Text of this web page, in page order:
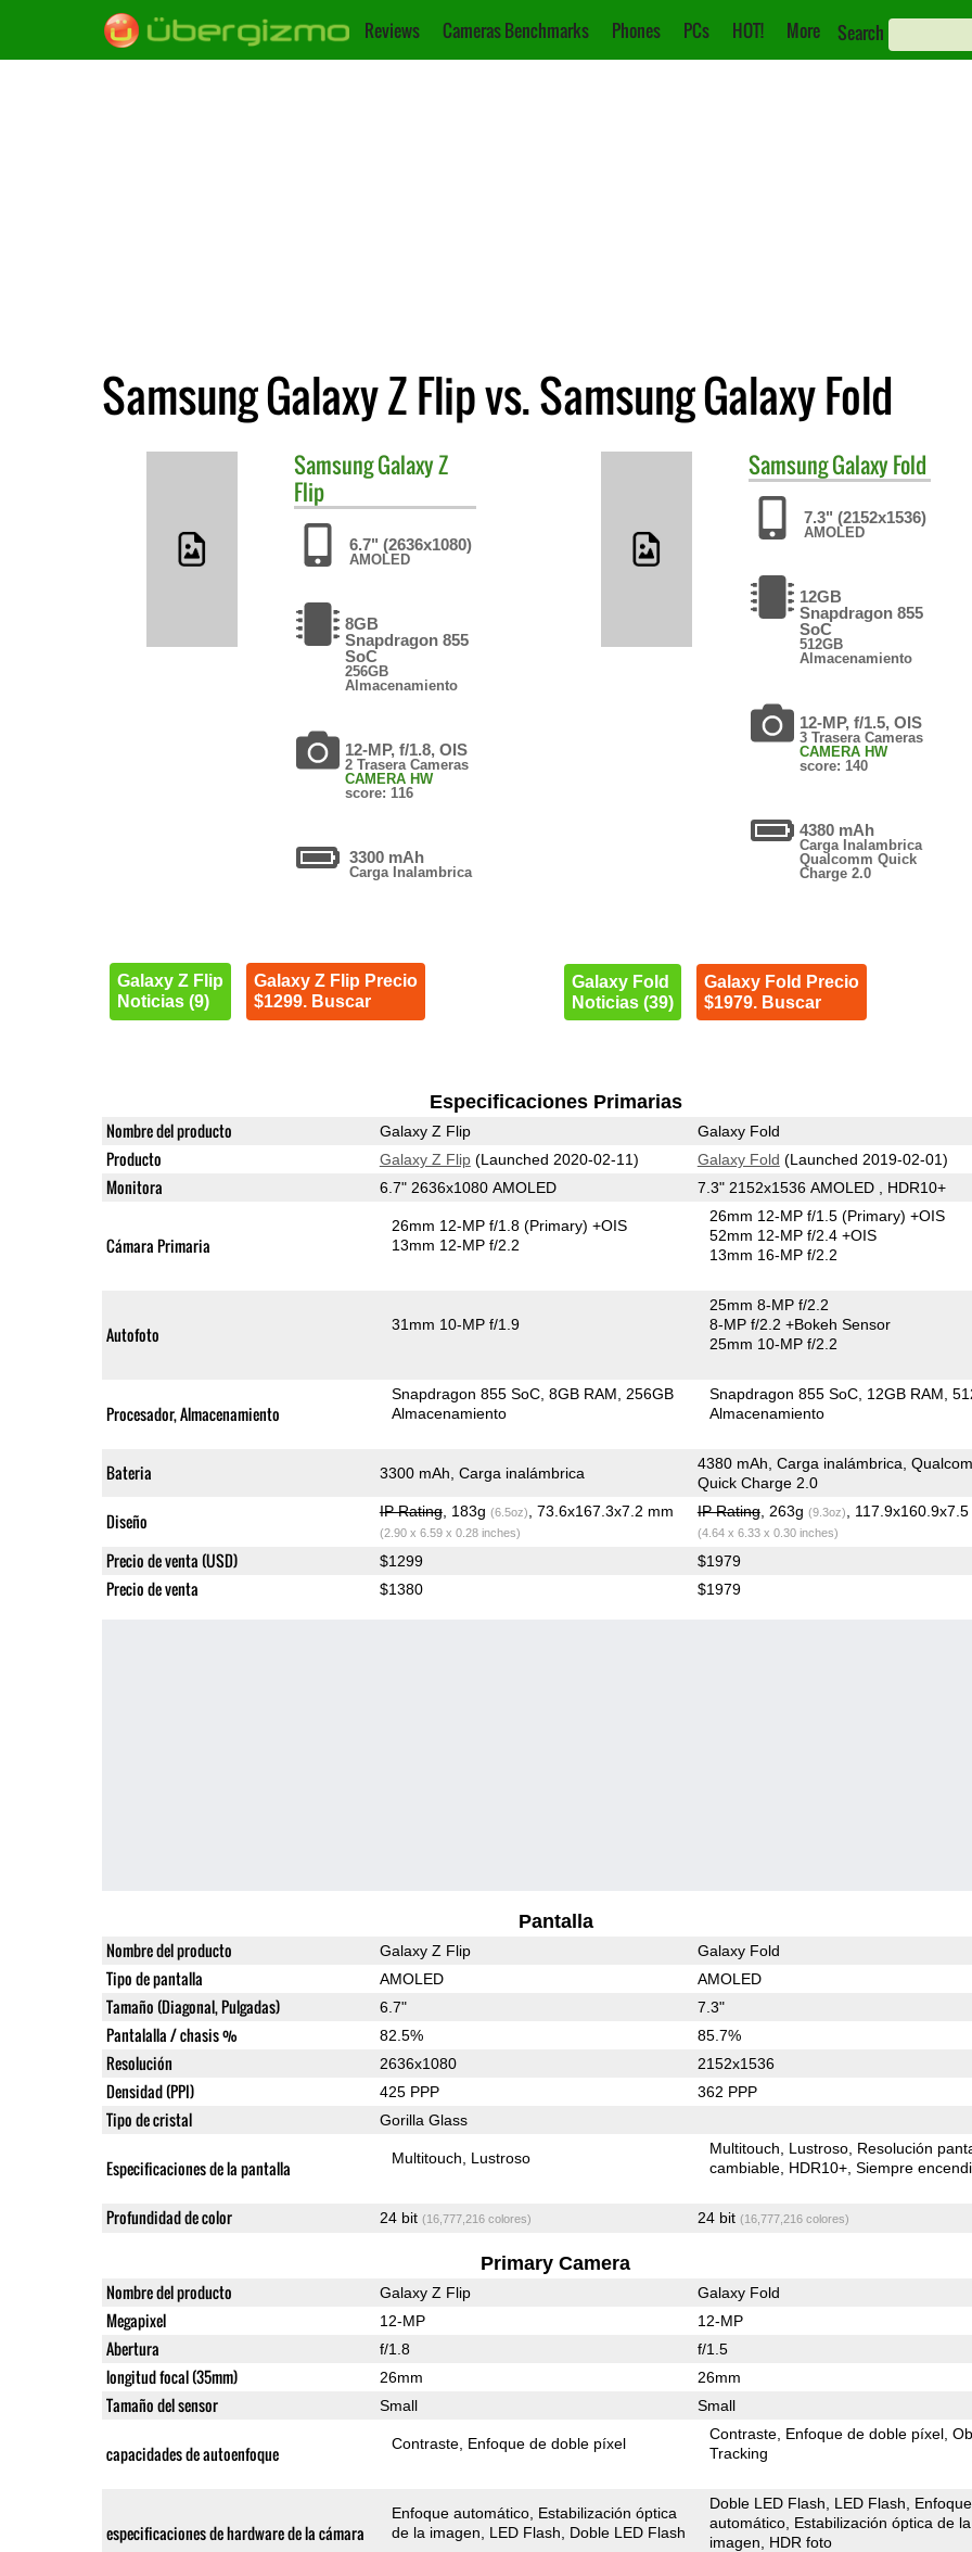
Reviews Cameras Benchmarks Phones PCs HOT! More Search
Samsung Galaxy Z Flip vs. Samsung Galaxy Fold
SamsungGalaxy Z
Flip
6.7" (2636x1080)
AMOLED
8GB
Snapdragon 855
SoC
256GB
Almacenamiento
12-MP, f/1.8, OIS
2 Trasera Cameras
CAMERA HW
score: 116
3300 mAh
Carga Inalambrica
Galaxy Z Flip
Noticias (9)
Galaxy Z Flip Precio
$1299. Buscar
SamsungGalaxy Fold
7.3" (2152x1536)
AMOLED
12GB
Snapdragon 855
SoC
512GB
Almacenamiento
12-MP, f/1.5, OIS
3 Trasera Cameras
CAMERA HW
score: 140
4380 mAh
Carga Inalambrica
Qualcomm Quick
Charge 2.0
Galaxy Fold
Noticias (39)
Galaxy Fold Precio
$1979. Buscar
Especificaciones Primarias
Nombre del producto Galaxy Z Flip Galaxy Fold
Producto Galaxy Z Flip(Launched 2020-02-11) Galaxy Fold (Launched 2019-02-01)
Monitora 6.7" 2636x1080 AMOLED 7.3" 2152x1536 AMOLED , HDR10+
Cámara Primaria
26mm 12-MP f/1.8(Primary) +OIS
13mm 12-MP f/2.2
26mm 12-MP f/1.5(Primary) +OIS
52mm 12-MP f/2.4 +OIS
13mm 16-MP f/2.2
Autofoto 31mm 10-MP f/1.9
25mm 8-MP f/2.2
8-MP f/2.2+Bokeh Sensor
25mm 10-MP f/2.2
Procesador, Almacenamiento
Snapdragon 855 SoC 8GB RAM
256GB
Almacenamiento
Snapdragon 855 SoC 12GB RAM
Almacenamiento
Bateria 3300 mAh, Carga inalámbrica
4380 mAh, Carga inalámbrica,
Quick Charge 2.0
Diseño IP Rating, 183g (6.5oz) , 73.6x167.3x7.2 mm
(2.90 x 6.59 x 0.28 inches)
IP Rating, 263g (9.3oz) ,
(4.64 x 6.33 x 0.30 inches)
Precio de venta (USD) $1299 $1979
Precio de venta $1380 $1979
Pantalla
Nombre del producto Galaxy Z Flip Galaxy Fold
Tipo de pantalla AMOLED AMOLED
Tamaño (Diagonal, Pulgadas) 6.7" 7.3"
Pantalalla / chasis % 82.5% 85.7%
Resolución 2636x1080 2152x1536
Densidad (PPI) 425 PPP 362 PPP
Tipo de cristal Gorilla Glass
Especificaciones de la pantalla Multitouch Lustroso
Multitouch Lustroso Resolución
cambiable HDR10+ Siempre
Profundidad de color 24 bit (16,777,216 colores) 24 bit (16,777,216 colores)
Primary Camera
Nombre del producto Galaxy Z Flip Galaxy Fold
Megapixel 12-MP 12-MP
Abertura f/1.8 f/1.5
longitud focal (35mm) 26mm 26mm
Tamaño del sensor Small Small
capacidades de autoenfoque Contraste Enfoque de doble píxel
Contraste Enfoque de doble píxel
Tracking
especificaciones de hardware de la cámara
Enfoque automático Estabilización óptica
de la imagen
LED Flash Doble LED Flash
Doble LED Flash LED Flash
Enfoque
automático Estabilización óptica de la
imagen
HDR foto